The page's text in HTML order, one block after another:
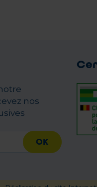
nos
OK